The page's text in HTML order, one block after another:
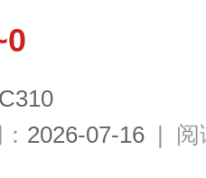
2026-07-16 | 阅